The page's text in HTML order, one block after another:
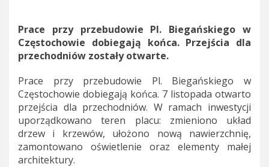
Prace przy przebudowie Pl. Biegańskiego w
Częstochowie dobiegają końca. Przejścia dla
przechodniów zostały otwarte.
Prace przy przebudowie Pl. Biegańskiego w
Częstochowie dobiegają końca. 7 listopada otwarto
przejścia dla przechodniów. W ramach inwestycji
uporządkowano teren placu: zmieniono układ
drzew i krzewów, ułożono nową nawierzchnię,
zamontowano oświetlenie oraz elementy małej
architektury.